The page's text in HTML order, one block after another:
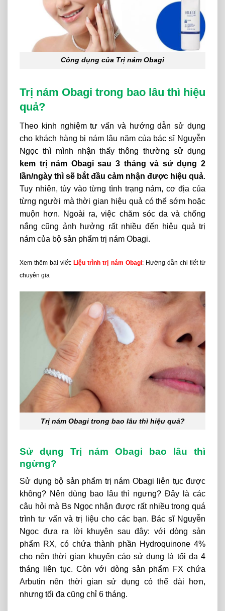
Công dụng của Trị nám Obagi
Trị nám Obagi trong bao lâu thì hiệu
quả?
Theo kinh nghiệm tư vấn và hướng dẫn sử dụng
cho khách hàng bị nám lâu năm của bác sĩ Nguyễn
Ngọc thì mình nhận thấy thông thường sử dụng
kem trị nám Obagi sau 3 tháng và sử dụng 2
lần/ngày thì sẽ bắt đầu cảm nhận được hiệu quả.
Tuy nhiên, tùy vào từng tình trạng nám, cơ địa của
từng người mà thời gian hiệu quả có thể sớm hoặc
muộn hơn. Ngoài ra, việc chăm sóc da và chống
nắng cũng ảnh hưởng rất nhiều đến hiệu quả trị
nám của bộ sản phẩm trị nám Obagi.
Xem thêm bài viết: Liệu trình trị nám Obagi:Hướng dẫn chi tiết từ
chuyên gia
Trị nám Obagi trong bao lâu thì hiệu quả?
Sử dụng Trị nám Obagi bao lâu thì
ngừng?
Sử dụng bộ sản phẩm trị nám Obagi liên tục được
không? Nên dùng bao lâu thì ngưng? Đây là các
câu hỏi mà Bs Ngọc nhận được rất nhiều trong quá
trình tư vấn và trị liệu cho các bạn. Bác sĩ Nguyễn
Ngọc đưa ra lời khuyên sau đây: với dòng sản
phẩm RX, có chứa thành phần Hydroquinone 4%
cho nên thời gian khuyến cáo sử dụng là tối đa 4
tháng liên tục. Còn với dòng sản phẩm FX chứa
Arbutin nên thời gian sử dụng có thể dài hơn,
nhưng tối đa cũng chỉ 6 tháng.